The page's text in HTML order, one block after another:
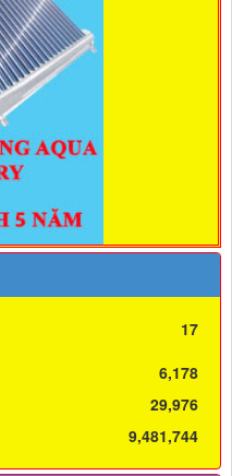
17
6,178
29,976
9,481,744